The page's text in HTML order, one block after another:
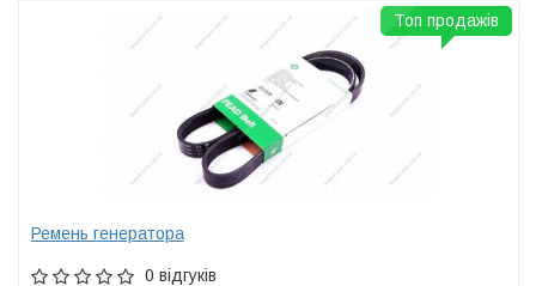
Ремень генератора
0 відгуків
Топ продажів